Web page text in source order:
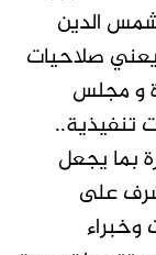
الدين
صلاحيات
و مجلس
تنفيذية..
بما يجعل
على
وخبراء